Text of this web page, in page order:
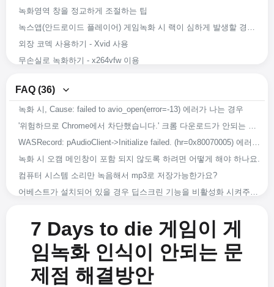
오캠 세부설정하기 - 녹화 - 크기 조절
오캠 세부설정하기 - 녹화 - 게임탭
오캠 세부설정하기 - 녹화 - 일반탭
마이크 및 시스템 소리 녹음하기
코덱 설정하기 - 비디오 외장 코덱(VFW) 선택하기
코덱 설정하기 - 비디오 코덱 선택하기
오캠 녹화영역 크기조절하기
오캠으로 이미지 캡처하기
오캠으로 소리만 녹음하기
오캠으로 화면녹화 하기
게임녹화 하는 방법
녹화 시 화질 설정하기(고화질부터 저화질까지)
녹화를 하는 도중에 녹화 영역 이동하기
컴퓨터 시스템 소리만 녹음해서 mp3로 저장할 수 있나요?
지원되는 비디오 코덱과 컨테이너 포맷은 무엇인가요?
녹화영역 창을 정교하게 조절하는 팁
녹스앱(안드로이드 플레이어) 게임녹화 시 랙이 심하게 발생할 경우 문제 해결방안
외장 코덱 사용하기 - Xvid 사용
무손실로 녹화하기 - x264vfw 이용
오캠의 녹화 화질 및 음질을 향상 시키는 방법
쓸만한 외장코덱 다운로드 받기
녹화 시 들리는 소리 그대로 녹음하는 방법
오캠을 다른 경로에 설치하기
녹화, 녹음 또는 캡처 시 저장되는 파일 이름 바꾸기
USB 오디오 인터페이스를 사용 시 소리 녹음하는 방법
녹화 시 마이크 소리도 같이 녹음하는 방법 (윈도우 XP)
가변 프레임 레이트(VFR)와 고정 프레임 레이트(CFR)에 대한 FAQ
FAQ (36)
녹화 시, Cause: failed to avio_open(error=-13) 에러가 나는 경우
'위험하므로 Chrome에서 차단했습니다.' 크롬 다운로드가 안되는 경우
WASRecord: pAudioClient->Initialize failed. (hr=0x80070005) 에러가 발생하는 경우
녹화 시 오캠 메인창이 포함 되지 않도록 하려면 어떻게 해야 하나요.
컴퓨터 시스템 소리만 녹음해서 mp3로 저장가능한가요?
어베스트가 설치되어 있을 경우 딥스크린 기능을 비활성화 시켜주세요.
지원되는 비디오 코덱과 컨테이너 포맷은 무엇인가요?
코덱과 디지털 컨테이너 포맷이란 무엇인가요?
Error while writing video frame (error=-28) 해결방안
7 Days to die 게임이 게
임녹화 인식이 안되는 문
제점 해결방안